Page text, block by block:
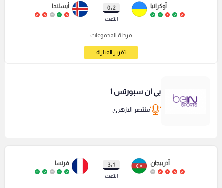
أوكرانيا
2 : 0
انتهت
أيسلندا
مرحلة المجموعات
تقرير المباراة
بي ان سبورتس 1
منتصر الازهري
أذربيجان
1 : 3
انتهت
فرنسا